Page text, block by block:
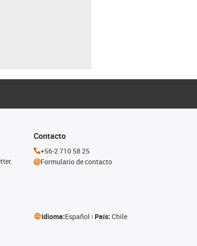
Contacto
+56-2 710 58 25
Formulario de contacto
Idioma:Español País: Chile